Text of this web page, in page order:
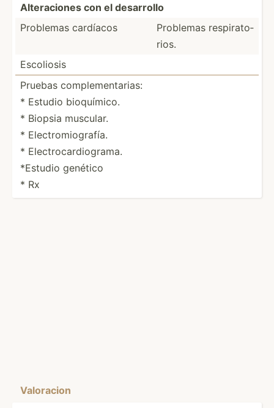
Altera­ciones con el desarrollo
Problemas cardíacos
Problemas respir­ato­
rios.
Escoliosis
Pruebas comple­men­tarias:
* Estudio bioquí­mico.
* Biopsia muscular.
* Electr­omi­ogr­afía.
* Electr­oca­rdi­ograma.
*Estudio genético
* Rx
Valor­acion